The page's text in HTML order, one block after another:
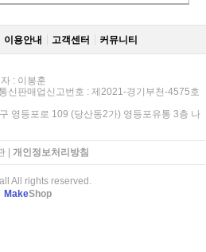
이용안내 고객센터 커뮤니티
: 이봉훈
신판매업신고번호 : 제2021-경기부천-4575호
영등포로 109 (당산동2가) 영등포유통 3층 나
| 개인정보처리방침
All rights reserved.
MakeShop